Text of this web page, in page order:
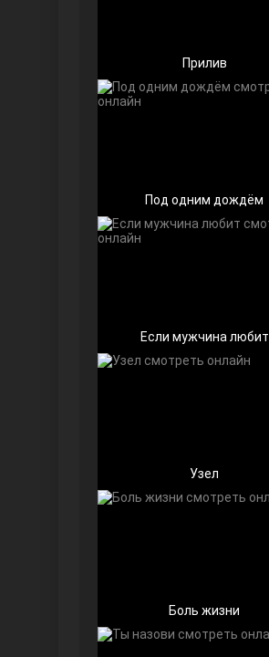
Далекий город
Беззащитные
Прилив
Под одним дождём
Если мужчина любит
Узел
Боль жизни